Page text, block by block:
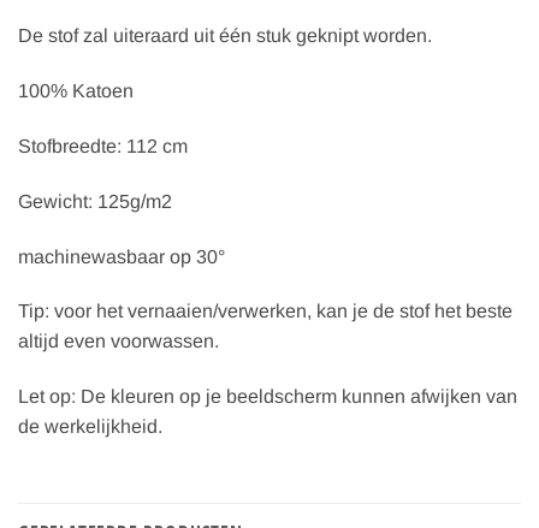
De stof zal uiteraard uit één stuk geknipt worden.
100% Katoen
Stofbreedte: 112 cm
Gewicht: 125g/m2
machinewasbaar op 30°
Tip: voor het vernaaien/verwerken, kan je de stof het beste
altijd even voorwassen.
Let op: De kleuren op je beeldscherm kunnen afwijken van
de werkelijkheid.